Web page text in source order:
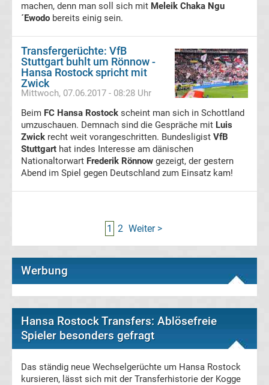
Hansa
Rostock
Porträt
Transfergerüchte
Transfermarkt
Bundesliga
Transfergerüchte
Transfergerüchte
England
Transfergerüchte
machen, denn man soll sich mit Meleik Chaka Ngu
´Ewodo bereits einig sein.
Transfergerüchte: VfB
Stuttgart buhlt um Rönnow -
Hansa Rostock spricht mit
Zwick
Mittwoch, 07.06.2017 - 08:28 Uhr
Beim FC Hansa Rostock scheint man sich in Schottland
umzuschauen. Demnach sind die Gespräche mit Luis
Zwick recht weit vorangeschritten. Bundesligist VfB
Stuttgart hat indes Interesse am dänischen
Nationaltorwart Frederik Rönnow gezeigt, der gestern
Abend im Spiel gegen Deutschland zum Einsatz kam!
1 2 Weiter >
Werbung
Hansa Rostock Transfers: Ablösefreie
Spieler besonders gefragt
Das ständig neue Wechselgerüchte um Hansa Rostock
kursieren, lässt sich mit der Transferhistorie der Kogge